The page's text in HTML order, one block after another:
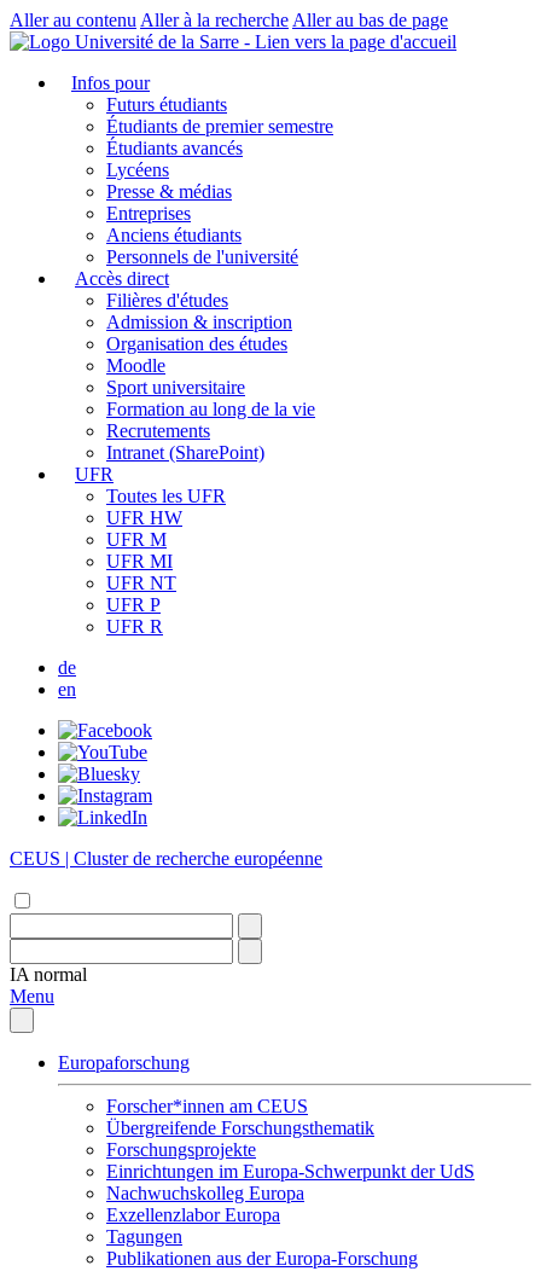
Aller au contenu Aller à la recherche Aller au bas de page
Infos pour
Futurs étudiants
Étudiants de premier semestre
Étudiants avancés
Lycéens
Presse & médias
Entreprises
Anciens étudiants
Personnels de l'université
Accès direct
Filières d'études
Admission & inscription
Organisation des études
Moodle
Sport universitaire
Formation au long de la vie
Recrutements
Intranet (SharePoint)
UFR
Toutes les UFR
UFR HW
UFR M
UFR MI
UFR NT
UFR P
UFR R
de
en
CEUS | Cluster de recherche européenne
IA normal
Menu
Europaforschung
Forscher*innen am CEUS
Übergreifende Forschungsthematik
Forschungsprojekte
Einrichtungen im Europa-Schwerpunkt der UdS
Nachwuchskolleg Europa
Exzellenzlabor Europa
Tagungen
Publikationen aus der Europa-Forschung